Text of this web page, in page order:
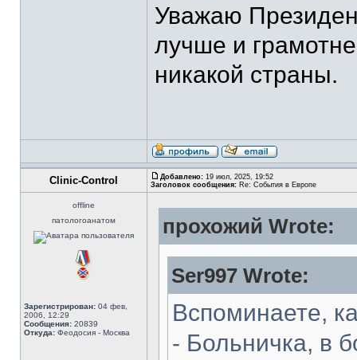
Уважаю
лучше и
никакой страны.
Clinic-Control Добавлено: 19 июл, 2025, 19:52
Заголовок сообщения: Re: События в Европе
offline
патологоанатом
Зарегистрирован: 04 фев,
2006, 12:29
Сообщения: 20839
Откуда: Феодосия - Москва
прохожий Wrote:
Ser997 Wrote:
Вспоминаете,
- Больничка, в